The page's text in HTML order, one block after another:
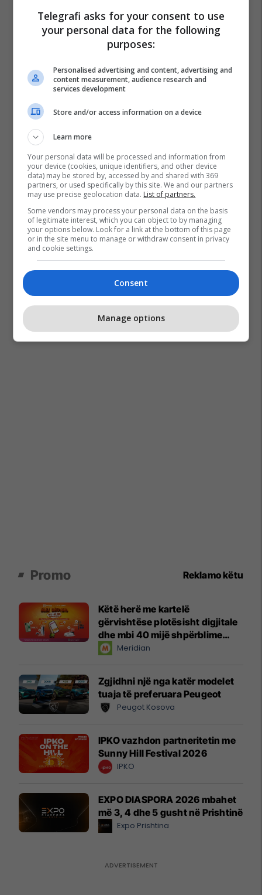
Newcastle United Anthony Gordon
Transferimet
Ligue 1
Premier League
Promo Reklamo këtu
Këtë herë me kartelë
gërvishtëse plotësisht digjitale
dhe mbi 40 mijë shpërblime
instant!Meridian
Zgjidhni një nga katër modelet
tuaja të preferuara Peugeot
Peugot Kosova
IPKO vazhdon partneritetin me
Sunny Hill Festival 2026
IPKO
EXPO DIASPORA 2026 mbahet
më 3, 4 dhe 5 gusht në Prishtinë
Expo Prishtina
Telegrafi asks for your consent to use
your personal data for the following
purposes:
Personalised advertising and content, advertising and
content measurement, audience research and
services development
Store and/or access information on a device
Learn more
Your personal data will be processed and information from
your device (cookies, unique identifiers, and other device
data) may be stored by, accessed by and shared with 369
partners, or used specifically by this site. We and our partners
may use precise geolocation data. List of partners.
Some vendors may process your personal data on the basis
of legitimate interest, which you can object to by managing
your options below. Look for a link at the bottom of this page
or in the site menu to manage or withdraw consent in privacy
and cookie settings.
Consent
Manage options